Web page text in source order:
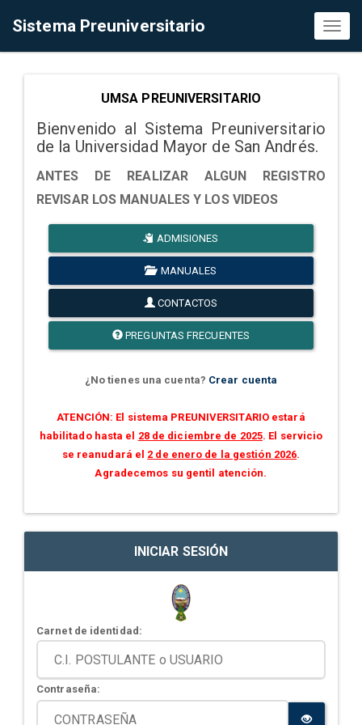
Sistema Preuniversitario
UMSA PREUNIVERSITARIO
Bienvenido al Sistema Preuniversitario
de la Universidad Mayor de San Andrés.
ANTES DE REALIZAR ALGUN REGISTRO
REVISAR LOS MANUALES Y LOS VIDEOS
ADMISIONES
MANUALES
CONTACTOS
PREGUNTAS FRECUENTES
¿No tienes una cuenta? Crear cuenta
ATENCIÓN: El sistema PREUNIVERSITARIO estará
habilitado hasta el 28 de diciembre de 2025. El servicio
se reanudará el 2 de enero de la gestión 2026.
Agradecemos su gentil atención.
INICIAR SESIÓN
Carnet de identidad:
Contraseña: